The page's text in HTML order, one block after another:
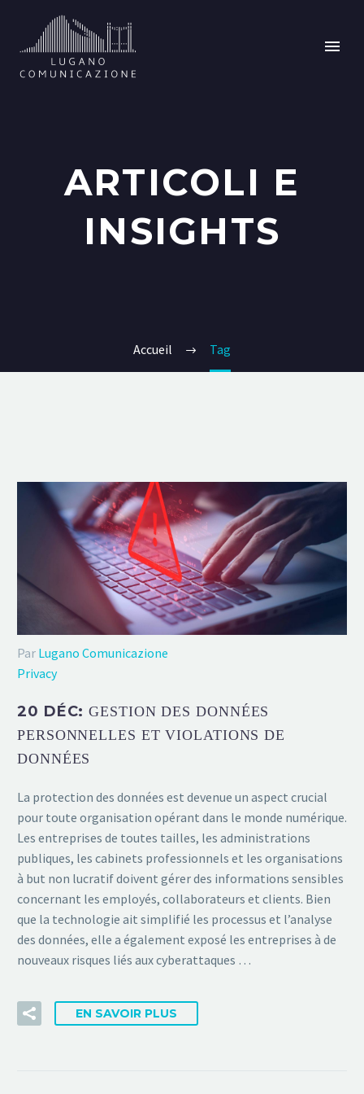
ARTICOLI E
INSIGHTS
Accueil Tag
Par Lugano Comunicazione
Privacy
20 DÉC:GESTION DES DONNÉES
PERSONNELLES ET VIOLATIONS DE
DONNÉES
La protection des données est devenue un aspect crucial
pour toute organisation opérant dans le monde numérique.
Les entreprises de toutes tailles, les administrations
publiques, les cabinets professionnels et les organisations
à but non lucratif doivent gérer des informations sensibles
concernant les employés, collaborateurs et clients. Bien
que la technologie ait simplifié les processus et l’analyse
des données, elle a également exposé les entreprises à de
nouveaux risques liés aux cyberattaques …
EN SAVOIR PLUS